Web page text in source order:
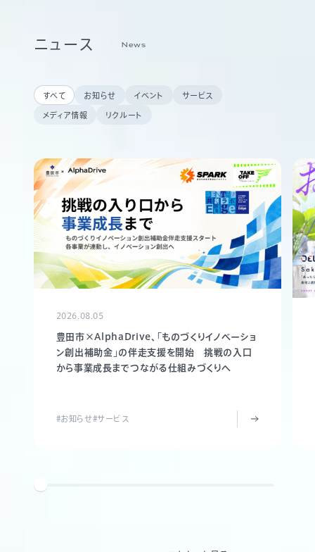
ニュース News
すべて お知らせ イベント サービス
メディア情報 リクルート
2026.08.05
豊田市×AlphaDrive、「ものづくりイノベーショ
ン創出補助金」の伴走支援を開始 挑戦の入口
から事業成長までつながる仕組みづくりへ
#お知らせ#サービス